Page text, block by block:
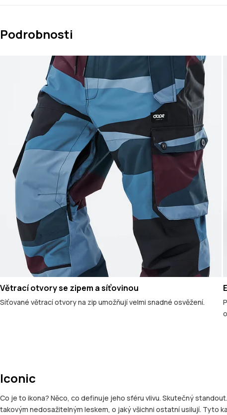
Podrobnosti
Větrací otvory se zipem a síťovinou
Síťované větrací otvory na zip umožňují velmi snadné osvěžení.
Iconic
Co je to ikona? Něco, co definuje jeho sféru vlivu. Skutečný
takovým nedosažitelným leskem, o jaký všichni ostatní usilují. Tyto